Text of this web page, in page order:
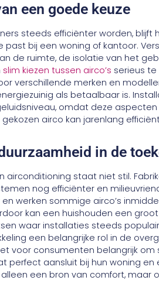
een goede keuze
steeds efficiënter worden, blijft
bij een woning of kantoor.
de ruimte, de isolatie van het
slim kiezen tussen airco’s serieus
verschillende merken en
als betaalbaar is.
omdat deze
airco kan jarenlang
in de
airconditioning staat niet stil.
nog efficiënter en
werken sommige airco’s
kan een huishouden een
waar installaties steeds
een belangrijke rol in de
voor consumenten belangrijk om
perfect aansluit bij hun woning
een bron van comfort, maar